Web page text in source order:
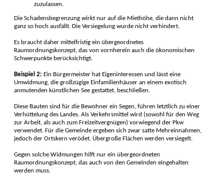
zuzulassen.
Die Schadensbegrenzung wirkt nur auf die Miethöhe, die dann nicht
ganz so hoch ausfällt. Die Versiegelung wurde nicht verhindert.
Es braucht daher mittelfristig ein übergeordnetes
Raumordnungskonzept, das von vornherein auch die ökonomischen
Schwerpunkte berücksichtigt.
Beispiel 2: Ein Bürgermeister hat Eigeninteressen und lässt eine
Umwidmung, die großzügige Einfamilienhäuser an einem exotisch
anmutenden künstlichen See gestattet, beschließen.
Diese Bauten sind für die Bewohner ein Segen, führen letztlich zu einer
Verhüttelung des Landes. Als Verkehrsmittel wird (sowohl für den Weg
zur Arbeit, als auch zum Freizeitvergnügen) vorwiegend der Pkw
verwendet. Für die Gemeinde ergeben sich zwar satte Mehreinnahmen,
jedoch der Ortskern verödet. Übergroße Flächen werden versiegelt.
Gegen solche Widmungen hilft nur ein übergeordneten
Raumordnungskonzept, das auch von den Gemeinden eingehalten
werden muss.